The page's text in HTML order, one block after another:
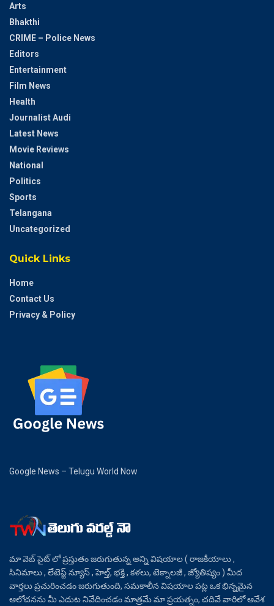
Arts
Bhakthi
CRIME – Police News
Editors
Entertainment
Film News
Health
Journalist Audi
Latest News
Movie Reviews
National
Politics
Sports
Telangana
Uncategorized
Quick Links
Home
Contact Us
Privacy & Policy
Google News – Telugu World Now
మా వెబ్ సైట్ లో ప్రస్తుతం జరుగుతున్న అన్ని విషయాల ( రాజకీయాలు ,
సినిమాలు , లేటెస్ట్ న్యూస్ , హెల్త్, భక్తి , కళలు, టెక్నాలజీ , జ్యోతిష్యం ) మీద
వార్తలు ప్రచురించడం జరుగుతుంది, సమకాలీన విషయాల పట్ల ఒక భిన్నమైన
ఆలోచనను మీ ఎదుట నివేదించడం మాత్రమే మా ప్రయత్నం, చదివే వారిలో ఆవేశ